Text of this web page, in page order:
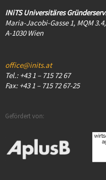
INiTS Universitäres
Maria-Jacobi-Gasse 1, MQM
A-1030 Wien
office@inits.at
Tel.: +43 1 – 715 72 67
Fax: +43 1 – 715 72 67-25
Gefördert von: